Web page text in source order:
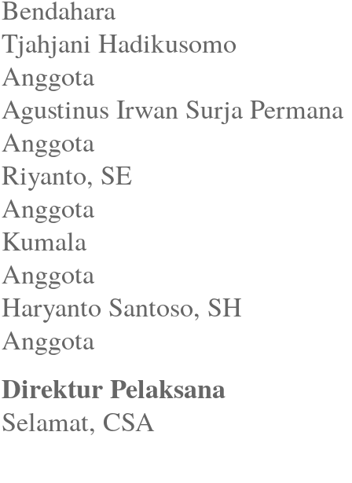
Bendahara :
Tjahjani Hadikusomo
Agustinus Irwan Surja Permana
Anggota :
Riyanto, SE
Kumala
Anggota
Haryanto Santoso, SH
Anggota :
Direktur Pelaksana: Br.
Selamat, CSA